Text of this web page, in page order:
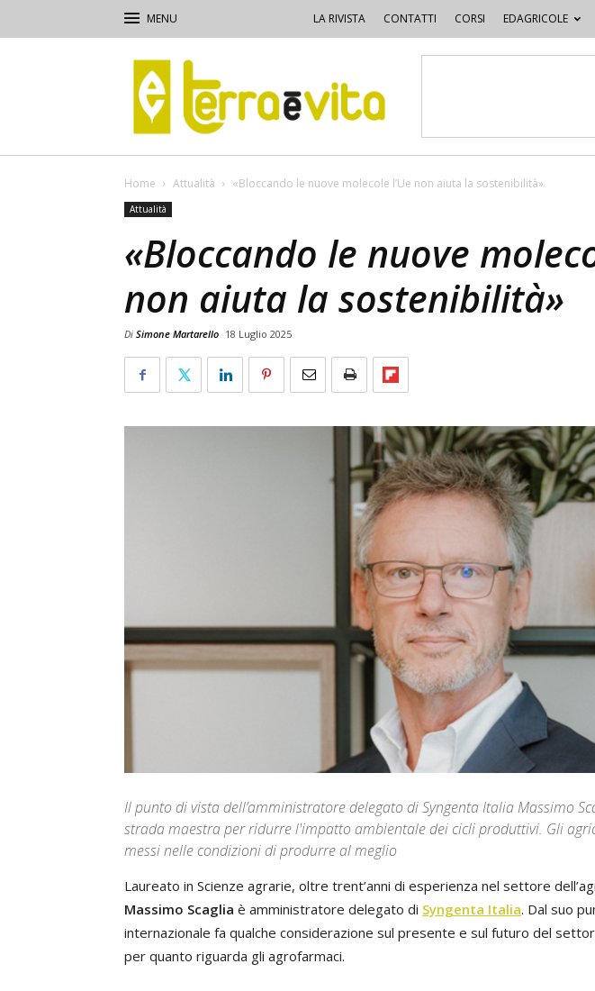
LA RIVISTA CONTATTI CORSI EDAGRICOLE
Terra
e
Vita
Home Attualità «Bloccando le nuove molecole l’Ue non aiuta la sostenibilità»
Attualità
«Bloccando le nuove
non aiuta la sostenibilità»
Di Simone Martarello 18 Luglio 2025
Il punto di vista dell’amministratore delegato di Syngenta Italia Massimo
strada maestra per ridurre l'impatto ambientale dei cicli produttivi. Gli
messi nelle condizioni di produrre al meglio
Laureato in Scienze agrarie, oltre trent’anni di esperienza nel settore
Massimo Scaglia è amministratore delegato di Syngenta Italia. Dal suo
internazionale fa qualche considerazione sul presente e sul futuro del
per quanto riguarda gli agrofarmaci.